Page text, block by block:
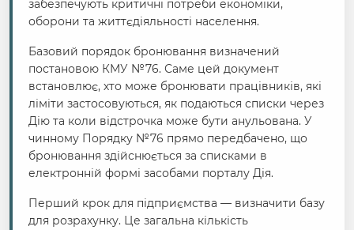
забезпечують критичні потреби економіки,
оборони та життєдіяльності населення.
Базовий порядок бронювання визначений
постановою КМУ №76. Саме цей документ
встановлює, хто може бронювати працівників, які
ліміти застосовуються, як подаються списки через
Дію та коли відстрочка може бути анульована. У
чинному Порядку №76 прямо передбачено, що
бронювання здійснюється за списками в
електронній формі засобами порталу Дія.
Перший крок для підприємства — визначити базу
для розрахунку. Це загальна кількість